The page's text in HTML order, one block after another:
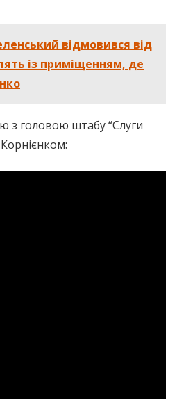
відмовився від
із приміщенням, де
з головою штабу “Слуги